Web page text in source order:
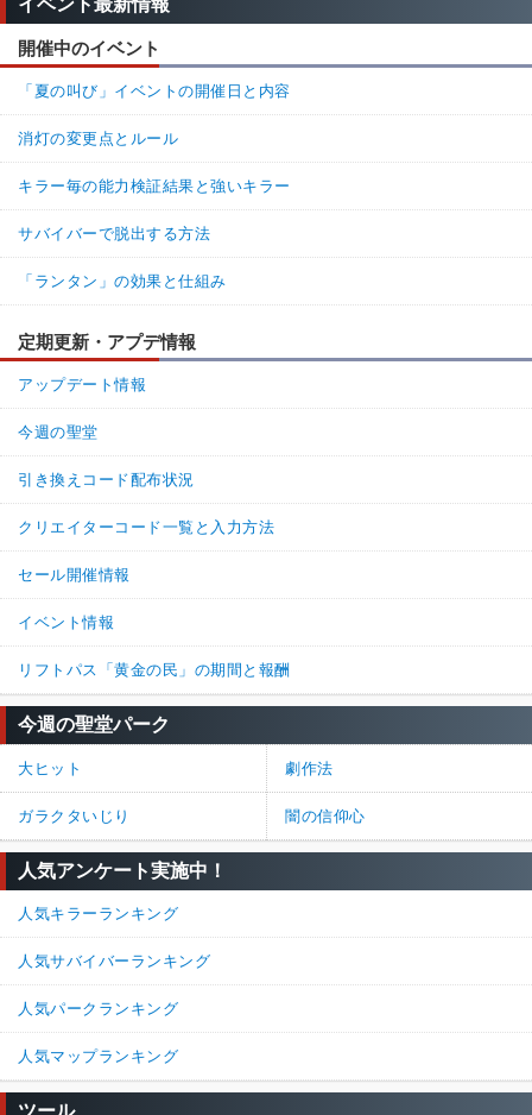
開催中のイベント
「夏の叫び」イベントの開催日と内容
消灯の変更点とルール
キラー毎の能力検証結果と強いキラー
サバイバーで脱出する方法
「ランタン」の効果と仕組み
定期更新・アプデ情報
アップデート情報
今週の聖堂
引き換えコード配布状況
クリエイターコード一覧と入力方法
セール開催情報
イベント情報
リフトパス「黄金の民」の期間と報酬
今週の聖堂パーク
大ヒット 劇作法
ガラクタいじり 闇の信仰心
人気アンケート実施中！
人気キラーランキング
人気サバイバーランキング
人気パークランキング
人気マップランキング
ツール